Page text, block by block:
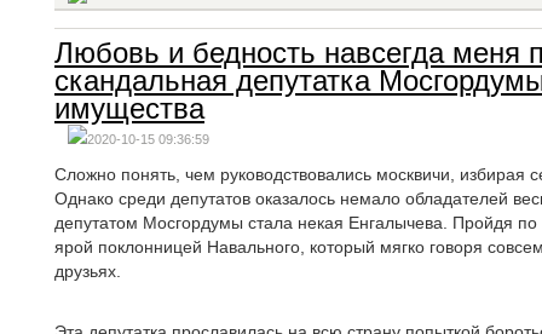
Любовь и бедность навсегда меня
скандальная депутатка
имущества
2020-10-15 09:36:59
Сложно понять, чем руководствовались москвичи, избирая
Однако среди депутатов оказалось немало обладателей
депутатом Мосгордумы стала некая Енгалычева. Пройдя
ярой поклонницей Навального, который мягко говоря
друзьях.